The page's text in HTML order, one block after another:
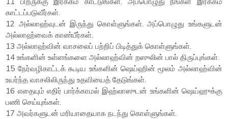
காட்டப்படுவீர்கள்.
12 அல்லாஹ்வுடன் இருந்து கொள்ளுங்கள். அப்பொழுது உங்களுடன்
அல்லாஹ்வைக் காண்பீர்கள்.
13 அல்லாஹ்வின் வாசலைப் பற்றிப் பிடித்துக் கொள்ளுங்கள்.
14 உங்களின் உள்ளங்களை அல்லாஹ்வின் றஸுலின் பால் திருப்புங்கள்.
15 நேர்வழிகாட்டக் கூடிய உங்களின் ஷெய்ஹின் மூலம் அல்லாஹ்வின்
உயர்ந்த வாசலிலிருந்து உதவியைத் தேடுங்கள்.
16 எதையும் எதிர் பார்க்காமல் இஹ்லாஸுடன் உங்களின் ஷெய்ஹுக்கு
பணி செய்யுங்கள்.
17 அவர்களுடன் மரியாதையாக நடந்து கொள்ளுங்கள்.